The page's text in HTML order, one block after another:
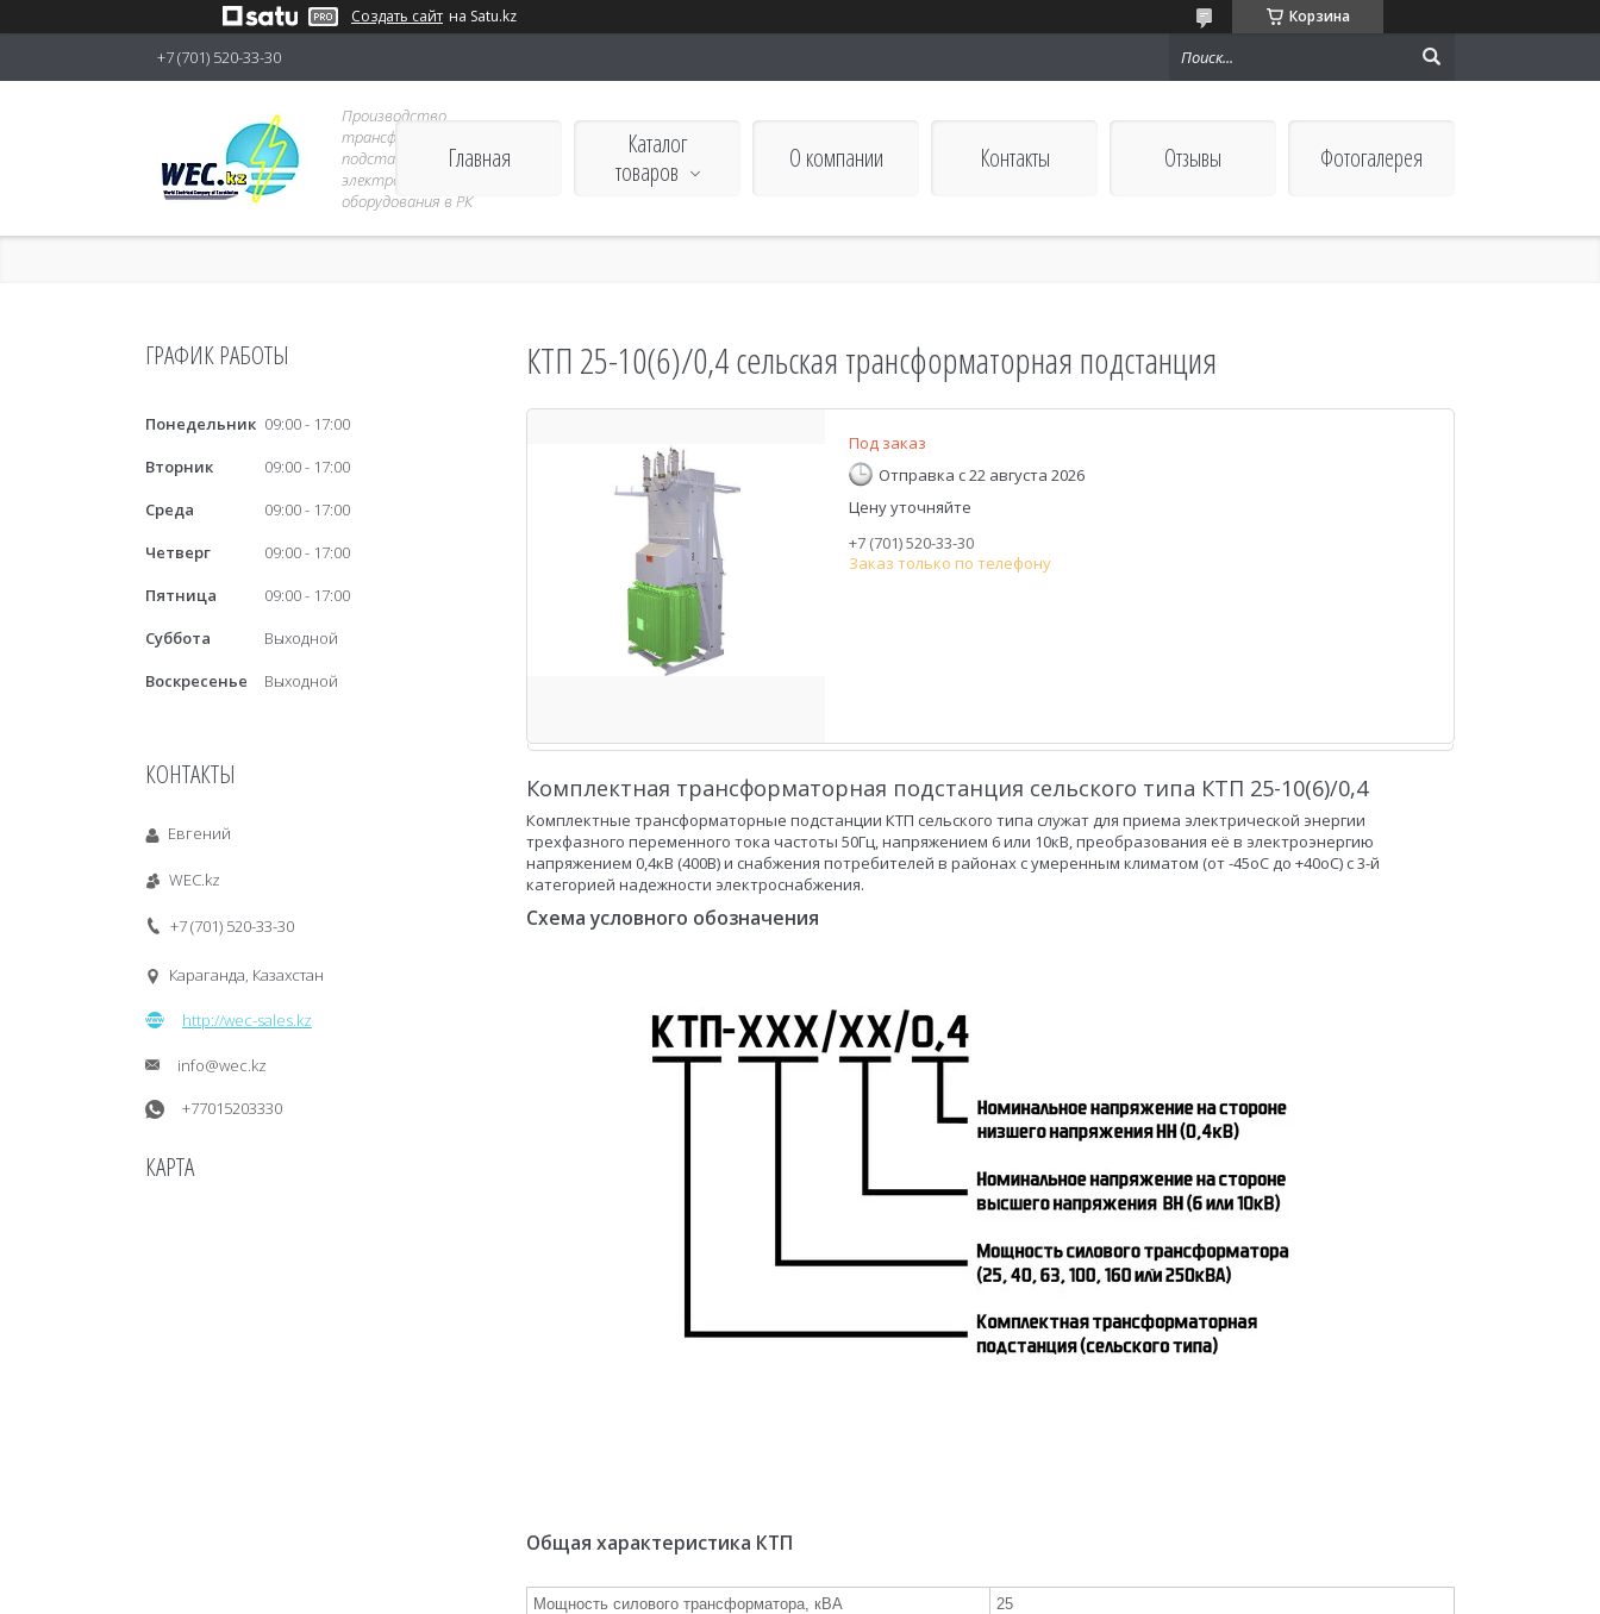
Создать сайт на Satu.kz Корзина
+7 (701) 520-33-30
Производство
трансформаторных
подстанций 6-10кВ и
электрораспределительного
оборудования в РК
Главная
Каталог
товаров
О компании Контакты Отзывы Фотогалерея
КТП 25-10(6)/0,4 сельская трансформаторная подстанция
Под заказ
Отправка с 22 августа 2026
Цену уточняйте
+7 (701) 520-33-30
Заказ только по телефону
Комплектная трансформаторная подстанция сельского типа КТП 25-10(6)/0,4
Комплектные трансформаторные подстанции КТП сельского типа служат для приема электрической энергии
трехфазного переменного тока частоты 50Гц, напряжением 6 или 10кВ, преобразования её в электроэнергию
напряжением 0,4кВ (400В) и снабжения потребителей в районах с умеренным климатом (от -45oС до +40oС) с 3-й
категорией надежности электроснабжения.
Схема условного обозначения
Общая характеристика КТП
Мощность силового трансформатора, кВА
25
ГРАФИК РАБОТЫ
Понедельник 09:00
17:00
Вторник
09:00
17:00
Среда
09:00
17:00
Четверг
09:00
17:00
Пятница
09:00
17:00
Суббота
Выходной
Воскресенье
Выходной
КОНТАКТЫ
Евгений
WEC.kz
+7 (701) 520-33-30
Караганда, Казахстан
http://wec-sales.kz
info@wec.kz
+77015203330
КАРТА